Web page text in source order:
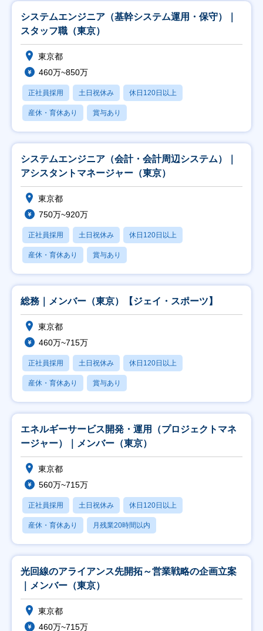
システムエンジニア（基幹システム運用・保守）｜
スタッフ職（東京）
東京都
460万~850万
正社員採用 土日祝休み 休日120日以上
産休・育休あり 賞与あり
システムエンジニア（会計・会計周辺システム）｜
アシスタントマネージャー（東京）
東京都
750万~920万
正社員採用 土日祝休み 休日120日以上
産休・育休あり 賞与あり
総務｜メンバー（東京）【ジェイ・スポーツ】
東京都
460万~715万
正社員採用 土日祝休み 休日120日以上
産休・育休あり 賞与あり
エネルギーサービス開発・運用（プロジェクトマネ
ージャー）｜メンバー（東京）
東京都
560万~715万
正社員採用 土日祝休み 休日120日以上
産休・育休あり 月残業20時間以内
光回線のアライアンス先開拓～営業戦略の企画立案
｜メンバー（東京）
東京都
460万~715万